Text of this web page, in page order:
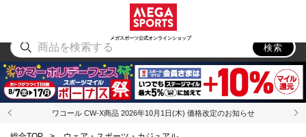
メガスポーツ公式オンラインショップ
アウトドア
検索
ワコール CW-X商品 2026年10月1日(木) 価格改定のお知らせ